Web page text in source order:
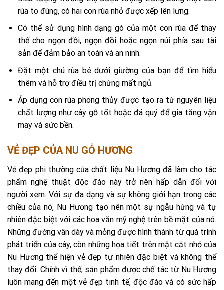
rùa to đùng, có hai con rùa nhỏ được xếp lên lưng.
Có thể sử dụng hình dạng gò của một con rùa để thay
thế cho ngọn đồi, ngọn đồi hoặc ngọn núi phía sau tài
sản để đảm bảo an toàn và an ninh.
Đặt một chú rùa bé dưới giường của bạn để tìm hiểu
thêm và hỗ trợ điều trị chứng mất ngủ.
Áp dụng con rùa phong thủy được tạo ra từ nguyên liệu
chất lượng như cây gỗ tốt hoặc đá quý để gia tăng vận
may và sức bền.
VẺ ĐẸP CỦA NU GỖ HƯƠNG
Vẻ đẹp phi thường của chất liệu Nu Hương đã làm cho tác
phẩm nghệ thuật độc đáo này trở nên hấp dẫn đối với
người xem. Với sự đa dạng và sự không giới hạn trong các
chiều của nó, Nu Hương tạo nên một sự ngẫu hứng và tự
nhiên đặc biệt với các hoa văn mỹ nghệ trên bề mặt của nó.
Những đường vân dày và mỏng được hình thành từ quá trình
phát triển của cây, còn những họa tiết trên mặt cắt nhỏ của
Nu Hương thể hiện vẻ đẹp tự nhiên đặc biệt và không thể
thay đổi. Chính vì thế, sản phẩm được chế tác từ Nu Hương
luôn mang đến một vẻ đẹp tinh tế, độc đáo và có sức hấp